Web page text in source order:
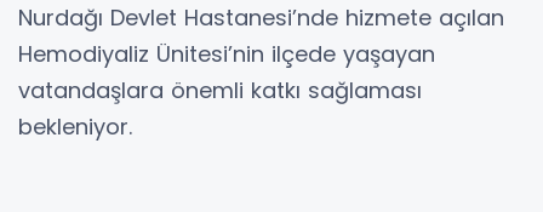
Nurdağı Devlet Hastanesi’nde hizmete açılan
Hemodiyaliz Ünitesi’nin ilçede yaşayan
vatandaşlara önemli katkı sağlaması
bekleniyor.